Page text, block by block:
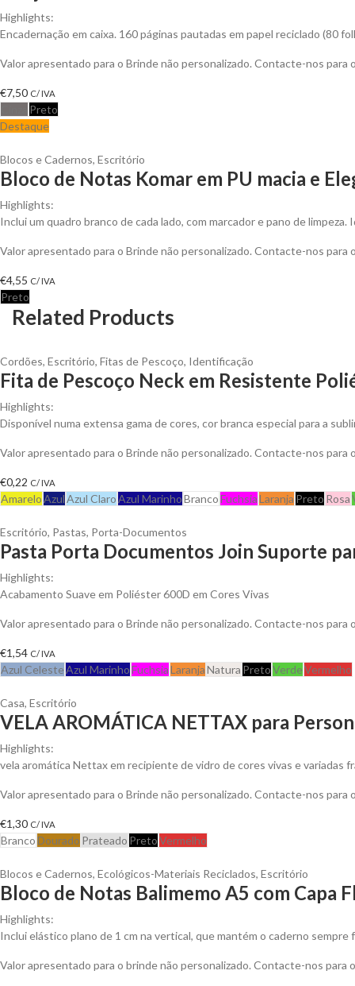
Highlights:
Encadernação em caixa. 160 páginas pautadas em papel reciclado (80
Valor apresentado para o Brinde não personalizado. Contacte-nos
€7,50 C/ IVA
Preto
Destaque
Blocos e Cadernos, Escritório
Bloco de Notas Komar em PU macia e
Highlights:
Inclui um quadro branco de cada lado, com marcador e pano de
Valor apresentado para o Brinde não personalizado. Contacte-nos
€4,55 C/ IVA
Preto
Related Products
Cordões, Escritório, Fitas de Pescoço, Identificação
Fita de Pescoço Neck em Resistente
Highlights:
Disponível numa extensa gama de cores, cor branca especial para a
Valor apresentado para o Brinde não personalizado. Contacte-nos
€0,22 C/ IVA
AmareloAzulAzul ClaroAzul MarinhoBrancoFuchsiaLaranja Preto Rosa
Escritório, Pastas, Porta-Documentos
Pasta Porta Documentos Join Suporte
Highlights:
Acabamento Suave em Poliéster 600D em Cores Vivas
Valor apresentado para o Brinde não personalizado. Contacte-nos
€1,54 C/ IVA
Azul CelesteAzul MarinhoFuchsiaLaranjaNatura PretoVerdeVermelho
Casa, Escritório
VELA AROMÁTICA NETTAX para
Highlights:
vela aromática Nettax em recipiente de vidro de cores vivas e variadas
Valor apresentado para o Brinde não personalizado. Contacte-nos
€1,30 C/ IVA
Branco Dourado Prateado PretoVermelho
Blocos e Cadernos, Ecológicos-Materiais Reciclados, Escritório
Bloco de Notas Balimemo A5 com Capa
Highlights:
Inclui elástico plano de 1 cm na vertical, que mantém o caderno
Valor apresentado para o brinde não personalizado. Contacte-nos